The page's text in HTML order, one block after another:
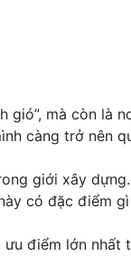
gió”, mà còn là
càng trở nên
giới xây
có đặc điểm
điểm lớn nhất